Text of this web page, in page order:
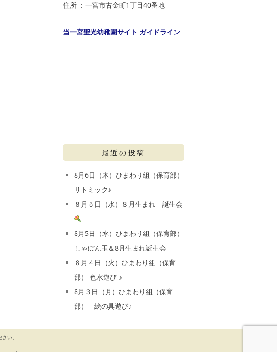
住所 ：一宮市古金町1丁目40番地
当一宮聖光幼稚園サイト ガイドライン
最近の投稿
8月6日（木）ひまわり組（保育部）
リトミック♪
８月５日（水）８月生まれ 誕生会
8月5日（水）ひまわり組（保育部）
しゃぼん玉＆8月生まれ誕生会
８月４日（火）ひまわり組（保育
部） 色水遊び ♪
8月３日（月）ひまわり組（保育
部） 絵の具遊び♪
い。